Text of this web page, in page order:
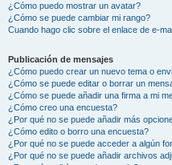
¿Cómo puedo mostrar un avatar?
¿Cómo se puede cambiar mi rango?
Cuando hago clic sobre el enlace de e-
Publicación de mensajes
¿Cómo puedo crear un nuevo tema o
¿Cómo se puede editar o borrar un
¿Cómo se puede añadir una firma a mi
¿Cómo creo una encuesta?
¿Por qué no se puede añadir más
¿Cómo edito o borro una encuesta?
¿Por qué no se puede acceder a algún
¿Por qué no se puede añadir archivos